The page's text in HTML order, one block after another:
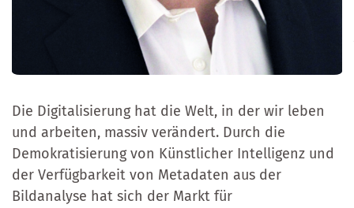
Die Digitalisierung hat die Welt, in der wir leben
und arbeiten, massiv verändert. Durch die
Demokratisierung von Künstlicher Intelligenz und
der Verfügbarkeit von Metadaten aus der
Bildanalyse hat sich der Markt für